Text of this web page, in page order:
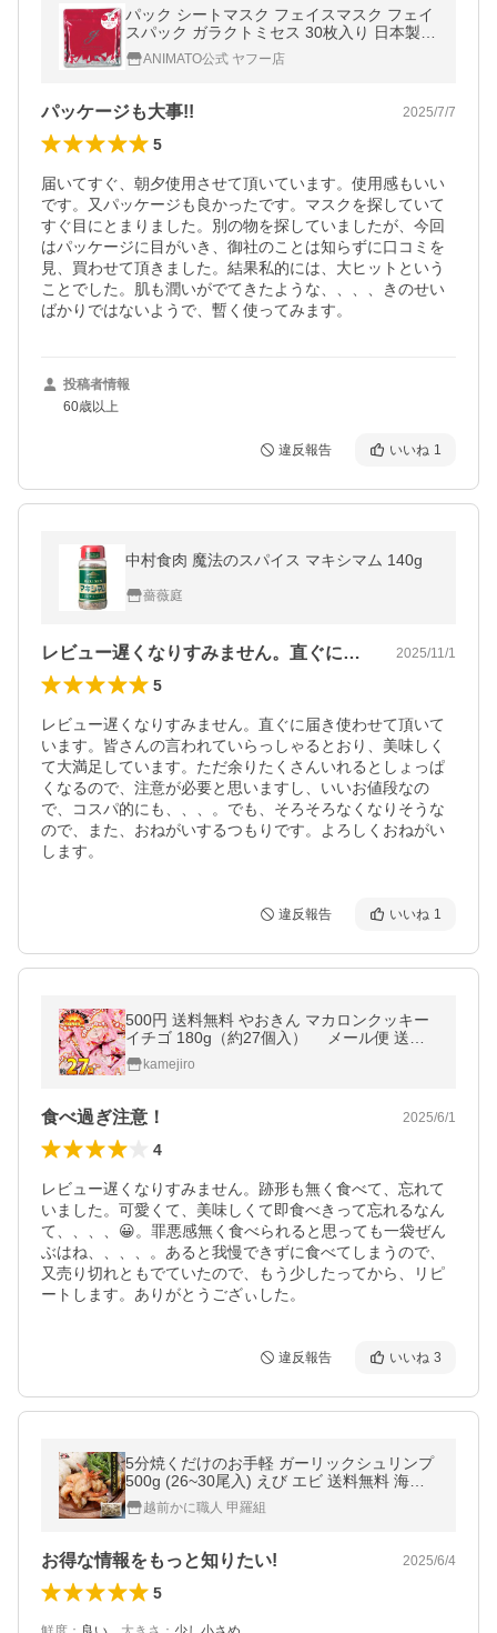
パック シートマスク フェイスマスク フェイ
スパック ガラクトミセス 30枚入り 日本製
大容量 爆買
ANIMATO公式 ヤフー店
パッケージも大事!! 2025/7/7
5
届いてすぐ、朝夕使用させて頂いています。使用感もいい
です。又パッケージも良かったです。マスクを探していて
すぐ目にとまりました。別の物を探していましたが、今回
はパッケージに目がいき、御社のことは知らずに口コミを
見、買わせて頂きました。結果私的には、大ヒットという
ことでした。肌も潤いがでてきたような、、、、きのせい
ばかりではないようで、暫く使ってみます。
投稿者情報
60歳以上
違反報告 いいね 1
中村食肉 魔法のスパイス マキシマム 140g
薔薇庭
レビュー遅くなりすみません。直ぐに届き… 2025/11/1
5
レビュー遅くなりすみません。直ぐに届き使わせて頂いて
います。皆さんの言われていらっしゃるとおり、美味しく
て大満足しています。ただ余りたくさんいれるとしょっぱ
くなるので、注意が必要と思いますし、いいお値段なの
で、コスパ的にも、、、。でも、そろそろなくなりそうな
ので、また、おねがいするつもりです。よろしくおねがい
します。
違反報告 いいね 1
500円 送料無料 やおきん マカロンクッキー
イチゴ 180g（約27個入） メール便 送料
無料 500えん 送料無料 ポイント消化 お試し
訳あり
kamejiro
食べ過ぎ注意！ 2025/6/1
4
レビュー遅くなりすみません。跡形も無く食べて、忘れて
いました。可愛くて、美味しくて即食べきって忘れるなん
て、、、、😀。罪悪感無く食べられると思っても一袋ぜん
ぶはね、、、、。あると我慢できずに食べてしまうので、
又売り切れともでていたので、もう少したってから、リピ
ートします。ありがとうござぃした。
違反報告 いいね 3
5分焼くだけのお手軽 ガーリックシュリンプ
500g (26~30尾入) えび エビ 送料無料 海鮮
シュリンプ BBQ 殻付き 惣菜 ポイント利用
爆買越前かに職人 甲羅組
お得な情報をもっと知りたい! 2025/6/4
5